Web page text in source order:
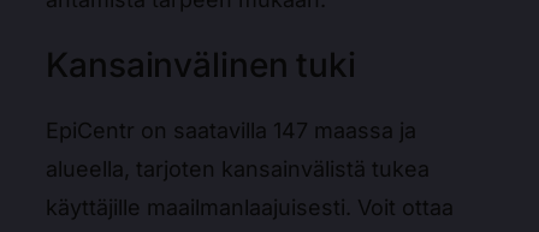
Kansainvälinen tuki
EpiCentr on saatavilla 147 maassa ja
alueella, tarjoten kansainvälistä tukea
käyttäjille maailmanlaajuisesti. Voit ottaa